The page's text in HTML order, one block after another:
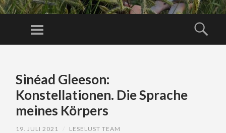
Menu
CONTENT
Sinéad Gleeson:
Konstellationen. Die Sprache
meines Körpers
19. JULI 2021 LESELUST TEAM